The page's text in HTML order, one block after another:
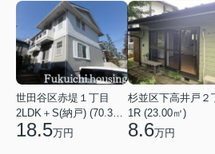
世田谷区赤堤１丁目
18.5万円
杉並区下高井戸２
1R (23.00㎡)
8.6万円